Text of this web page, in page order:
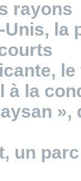
rayons
la
à la
un